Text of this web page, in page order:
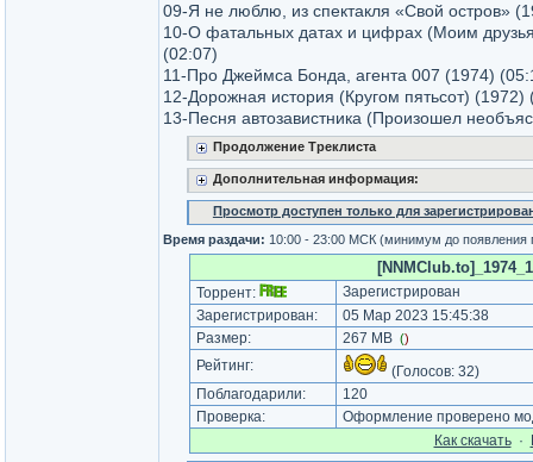
09-Я не люблю, из спектакля «Свой остров»
10-О фатальных датах и цифрах (Моим
(02:07)
11-Про Джеймса Бонда, агента 007 (1974)
12-Дорожная история (Кругом пятьсот) (1972)
13-Песня автозавистника (Произошел
Продолжение Треклиста
Дополнительная информация:
Просмотр доступен только для
Время раздачи: 10:00 - 23:00 МСК (минимум до появления
Торрент:
Зарегистрирован
Зарегистрирован:
05 Мар 2023 15:45:38
Размер:
267 MB ()
Рейтинг: (Голосов: 32)
Поблагодарили:
120
Проверка:
Оформление проверено
Как cкачать·